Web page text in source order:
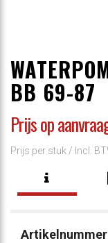
BB 69-87
Prijs op
Prijs per stuk / Incl.
Artikelnummer